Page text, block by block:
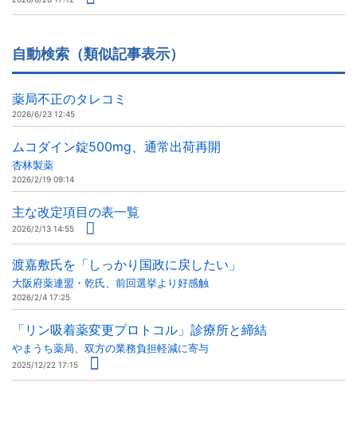
自動検索（類似記事表示）
薬局不正のタレコミ
2026/6/23 12:45
ムコダイン錠500mg、通常出荷再開
杏林製薬
2026/2/19 09:14
主な改定項目の表一覧
2026/2/13 14:55
渡嘉敷氏を「しっかり国政に戻したい」
大阪府薬連盟・乾氏、前回選挙より好感触
2026/2/4 17:25
「リン吸着薬変更プロトコル」診療所と締結
やまうち薬局、双方の業務負担軽減に寄与
2025/12/22 17:15